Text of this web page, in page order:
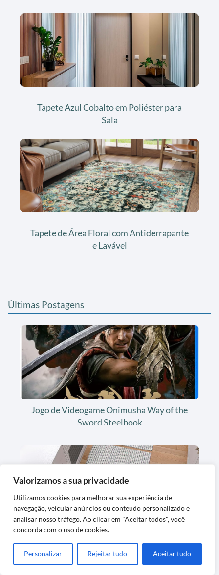
Valorizamos a sua privacidade
Utilizamos cookies para melhorar sua experiência de
navegação, veicular anúncios ou conteúdo personalizado e
analisar nosso tráfego. Ao clicar em "Aceitar todos", você
concorda com o uso de cookies.
Personalizar Rejeitar tudo Aceitar tudo
Tapete Azul Cobalto em Poliéster para
Sala
Tapete de Área Floral com Antiderrapante
e Lavável
Últimas Postagens
Jogo de Videogame Onimusha Way of the
Sword Steelbook
Tapete Kit de Cozinha Antiderrapante
Artesanal em Algodão